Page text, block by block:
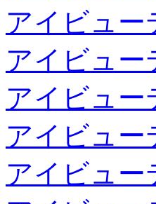
アイビュー
アイビュー
アイビュー
アイビュー
アイビュー